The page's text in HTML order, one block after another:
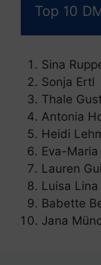
Top 10
Sina
Sonja Ertl
Thale
Antonia
Heidi
Eva-
Lauren
Luisa
Babette
Jana